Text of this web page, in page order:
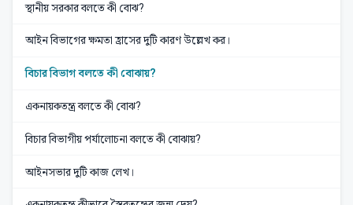
স্থানীয় সরকার বলতে কী বোঝ?
আইন বিভাগের ক্ষমতা হ্রাসের দুটি কারণ উল্লেখ কর।
বিচার বিভাগ বলতে কী বোঝায়?
একনায়কতন্ত্র বলতে কী বোঝ?
বিচার বিভাগীয় পর্যালোচনা বলতে কী বোঝায়?
আইনসভার দুটি কাজ লেখ।